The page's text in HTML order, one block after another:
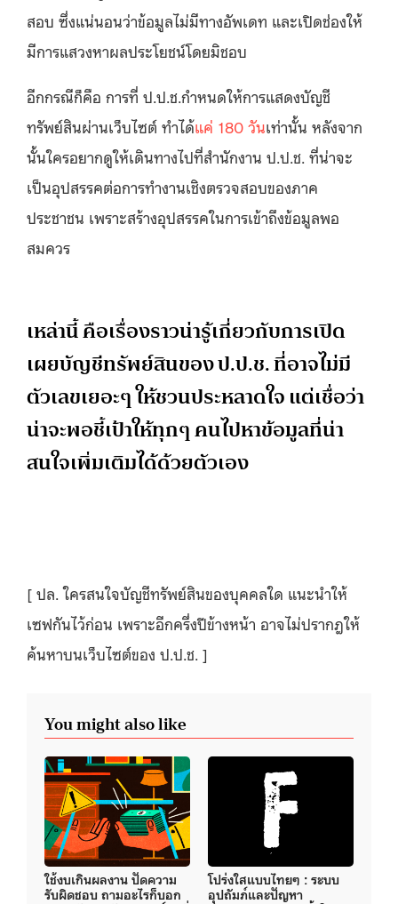
สอบ ซึ่งแน่นอนว่าข้อมูลไม่มีทางอัพเดท และเปิดช่องให้
มีการแสวงหาผลประโยชน์โดยมิชอบ
อีกกรณีก็คือ การที่ ป.ป.ช.กำหนดให้การแสดงบัญชี
ทรัพย์สินผ่านเว็บไซต์ ทำได้แค่ 180 วันเท่านั้น หลังจาก
นั้นใครอยากดูให้เดินทางไปที่สำนักงาน ป.ป.ช. ที่น่าจะ
เป็นอุปสรรคต่อการทำงานเชิงตรวจสอบของภาค
ประชาชน เพราะสร้างอุปสรรคในการเข้าถึงข้อมูลพอ
สมควร
เหล่านี้ คือเรื่องราวน่ารู้เกี่ยวกับการเปิด
เผยบัญชีทรัพย์สินของ ป.ป.ช. ที่อาจไม่มี
ตัวเลขเยอะๆ ให้ชวนประหลาดใจ แต่เชื่อว่า
น่าจะพอชี้เป้าให้ทุกๆ คนไปหาข้อมูลที่น่า
สนใจเพิ่มเติมได้ด้วยตัวเอง
[ ปล. ใครสนใจบัญชีทรัพย์สินของบุคคลใด แนะนำให้
เซฟกันไว้ก่อน เพราะอีกครึ่งปีข้างหน้า อาจไม่ปรากฎให้
ค้นหาบนเว็บไซต์ของ ป.ป.ช. ]
You might also like
ใช้งบเกินผลงาน ปัดความ
รับผิดชอบ ถามอะไรก็บอก
โปร่งใสแบบไทยๆ : ระบบ
อุปถัมภ์และปัญหา